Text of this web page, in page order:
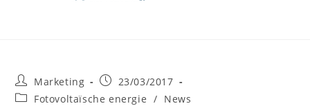
Post
author:
Marketing
Post
published:
23/03/2017
PostFotovoltaïsche energie / News